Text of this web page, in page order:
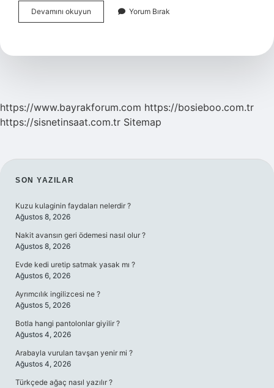
Devamını okuyun Temerrüt
Faizi
Şart
Yorum Bırak
https://www.bayrakforum.com https://bosieboo.com.tr
https://sisnetinsaat.com.tr Sitemap
SIDEBAR
SON YAZILAR
Kuzu kulaginin faydaları nelerdir ?
Ağustos 8, 2026
Nakit avansın geri ödemesi nasıl olur ?
Ağustos 8, 2026
Evde kedi uretip satmak yasak mı ?
Ağustos 6, 2026
Ayrımcılık ingilizcesi ne ?
Ağustos 5, 2026
Botla hangi pantolonlar giyilir ?
Ağustos 4, 2026
Arabayla vurulan tavşan yenir mi ?
Ağustos 4, 2026
Türkçede ağaç nasıl yazılır ?